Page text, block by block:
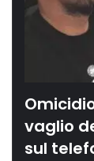
vaglio
sul